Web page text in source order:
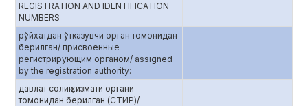
REGISTRATION AND IDENTIFICATION
NUMBERS
рўйхатдан ўтказувчи орган томонидан
берилган/ присвоенные
регистрирующим органом/ assigned
by the registration authority:
давлат солиқ хизмати органи
томонидан берилган (СТИР)/